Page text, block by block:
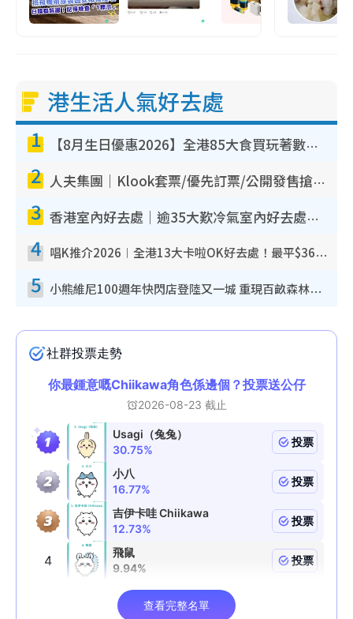
港生活人氣好去處
1 【8月生日優惠2026】全港85大食買玩著數攻略 自助餐/火鍋放題同行免費＋誠品/DONKI送現金券
2 人夫集團｜Klook套票/優先訂票/公開發售搶飛攻略！附票價.購票連結.場地座位表
3 香港室內好去處｜逾35大歎冷氣室內好去處推介 室內活動免費避雨無懼落雨
4 唱K推介2026︱全港13大卡啦OK好去處！最平$36起 日文K都有！(附地址+收費詳情)
5 小熊維尼100週年快閃店登陸又一城 重現百畝森林經典場景／獨家限定盲盒登場／專屬DIY香水